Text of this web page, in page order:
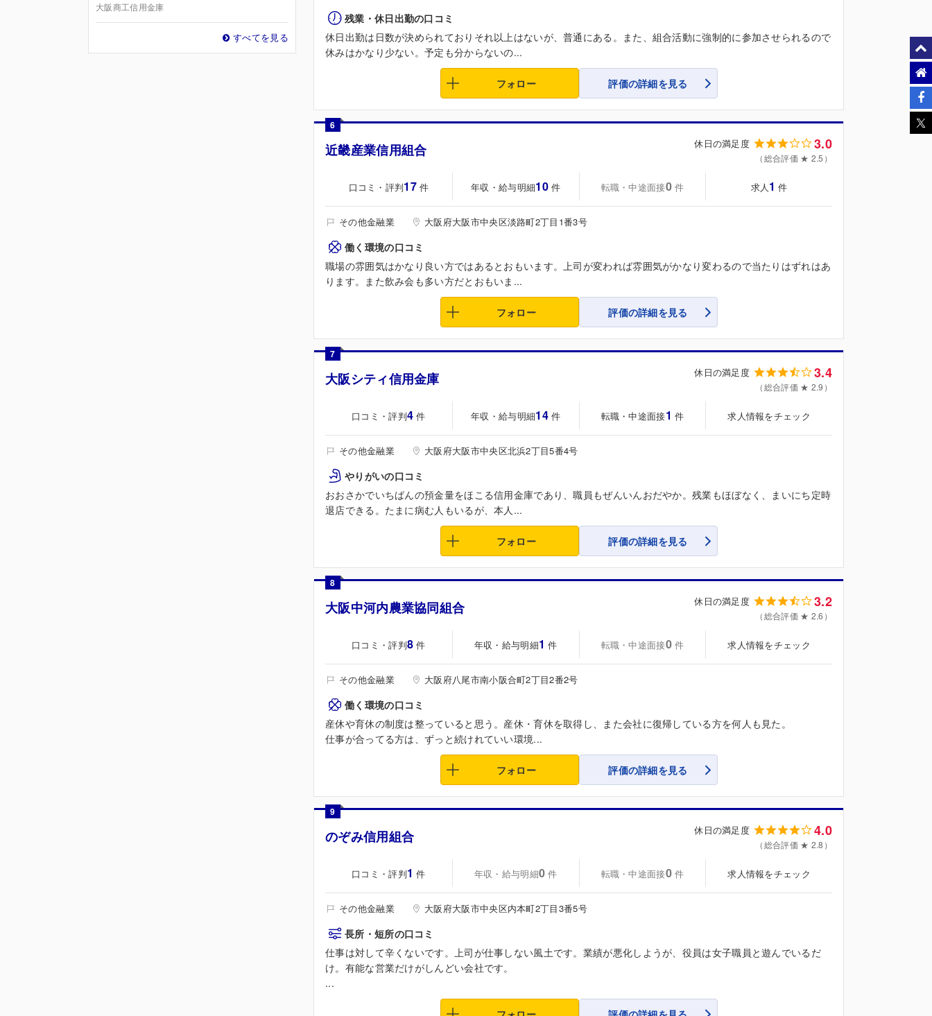
残業・休日出勤の口コミ
休日出勤は日数が決められておりそれ以上はないが、普通にある。また、組合活動に強制的に参加させられるので
休みはかなり少ない。予定も分からないの...
フォロー 評価の詳細を見る
6
近畿産業信用組合 休日の満足度 3.0
（総合評価 ★ 2.5）
口コミ・評判17 件 年収・給与明細10 件 転職・中途面接0 件 求人 1 件
その他金融業 大阪府大阪市中央区淡路町2丁目1番3号
働く環境の口コミ
職場の雰囲気はかなり良い方ではあるとおもいます。上司が変われば雰囲気がかなり変わるので当たりはずれはあ
ります。また飲み会も多い方だとおもいま...
フォロー 評価の詳細を見る
7
大阪シティ信用金庫 休日の満足度 3.4
（総合評価 ★ 2.9）
口コミ・評判4 件 年収・給与明細14 件 転職・中途面接1 件 求人情報をチェック
その他金融業 大阪府大阪市中央区北浜2丁目5番4号
やりがいの口コミ
おおさかでいちばんの預金量をほこる信用金庫であり、職員もぜんいんおだやか。残業もほぼなく、まいにち定時
退店できる。たまに病む人もいるが、本人...
フォロー 評価の詳細を見る
8
大阪中河内農業協同組合 休日の満足度 3.2
（総合評価 ★ 2.6）
口コミ・評判8 件 年収・給与明細1 件 転職・中途面接0 件 求人情報をチェック
その他金融業 大阪府八尾市南小阪合町2丁目2番2号
働く環境の口コミ
産休や育休の制度は整っていると思う。産休・育休を取得し、また会社に復帰している方を何人も見た。
仕事が合ってる方は、ずっと続けれていい環境...
フォロー 評価の詳細を見る
9
のぞみ信用組合 休日の満足度 4.0
（総合評価 ★ 2.8）
口コミ・評判1 件 年収・給与明細0 件 転職・中途面接0 件 求人情報をチェック
その他金融業 大阪府大阪市中央区内本町2丁目3番5号
長所・短所の口コミ
仕事は対して辛くないです。上司が仕事しない風土です。業績が悪化しようが、役員は女子職員と遊んでいるだ
け。有能な営業だけがしんどい会社です。
...
大阪商工信用金庫
すべてを見る